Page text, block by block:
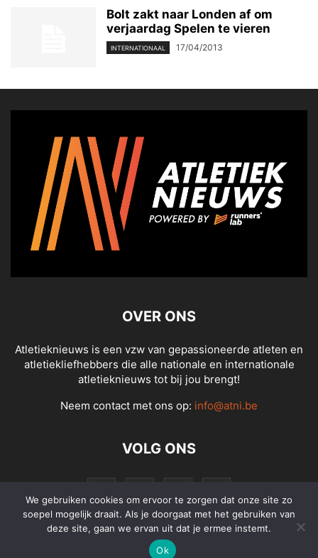
Bolt zakt naar Londen af om
verjaardag Spelen te vieren
INTERNATIONAAL 17/04/2013
OVER ONS
Atletieknieuws is een vzw van gepassioneerde atleten en
atletiekliefhebbers die alle nationale en internationale
atletieknieuws tot bij jou brengt!
Neem contact met ons op: info@atni.be
VOLG ONS
© Atletieknieuws - Alle rechten voorbehouden
We gebruiken cookies om ervoor te zorgen dat onze site zo
soepel mogelijk draait. Als je doorgaat met het gebruiken van
deze site, gaan we ervan uit dat je ermee instemt.
Ok